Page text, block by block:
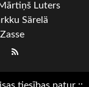
Luters
Särelä
RSS